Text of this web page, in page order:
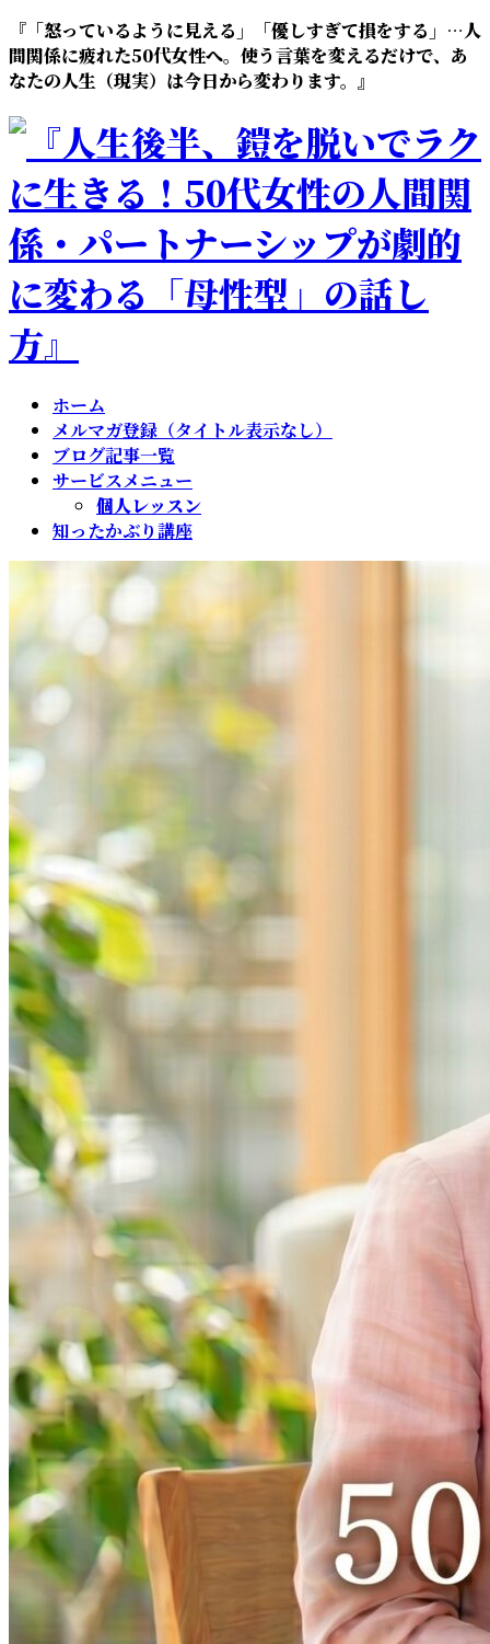
コ
ン
テ
ツ
ス
キ
ッ
プ
ナ
ビ
ゲ
シ
ン
に
移
動
『「怒っているように見える」「優しすぎて損をする」…人
間関係に疲れた50代女性へ。使う言葉を変えるだけで、あ
なたの人生（現実）は今日から変わります。』
ホーム
メルマガ登録（タイトル表示なし）
ブログ記事一覧
サービスメニュー
個人レッスン
知ったかぶり講座